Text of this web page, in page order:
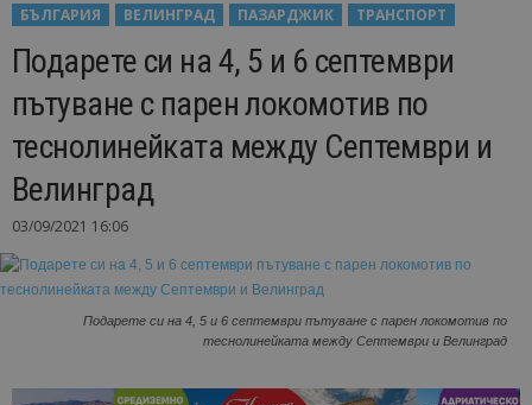
БЪЛГАРИЯ
ВЕЛИНГРАД ПАЗАРДЖИК ТРАНСПОРТ
Подарете си на 4, 5 и 6 септември
пътуване с парен локомотив по
теснолинейката между Септември и
Велинград
03/09/2021 16:06
Подарете си на 4, 5 и 6 септември пътуване с парен локомотив по
теснолинейката между Септември и Велинград